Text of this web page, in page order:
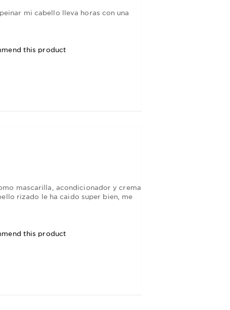
mi cabello lleva horas con una
this product
mascarilla, acondicionador y crema
rizado le ha caido super bien, me
this product